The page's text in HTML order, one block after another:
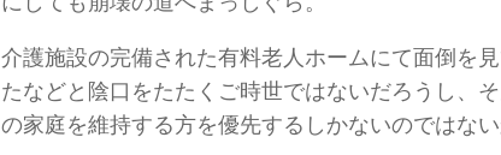
介護施設の完備された有料老人ホームにて面倒を
たなどと陰口をたたくご時世ではないだろうし、
の家庭を維持する方を優先するしかないのではない